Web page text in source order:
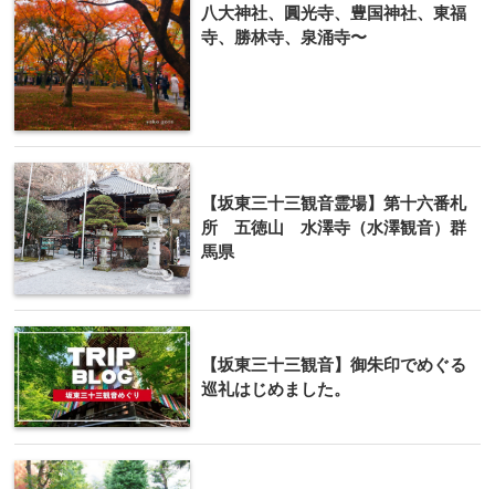
八大神社、圓光寺、豊国神社、東福
寺、勝林寺、泉涌寺〜
【坂東三十三観音霊場】第十六番札
所 五徳山 水澤寺（水澤観音）群
馬県
【坂東三十三観音】御朱印でめぐる
巡礼はじめました。